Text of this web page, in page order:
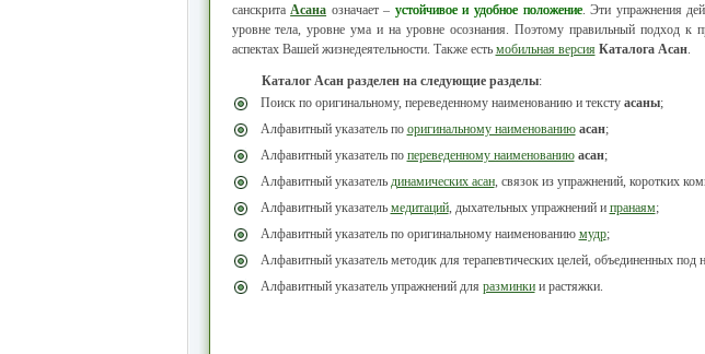
санскрита Асана означает – устойчивое и удобное положение. Эти упражнения
уровне тела, уровне ума и на уровне осознания. Поэтому правильный подход к
аспектах Вашей жизнедеятельности. Также есть мобильная версия Каталога Асан.
Каталог Асан разделен на следующие разделы:
Поиск по оригинальному, переведенному наименованию и тексту асаны;
Алфавитный указатель по оригинальному наименованию асан;
Алфавитный указатель по переведенному наименованию асан;
Алфавитный указатель динамических асан, связок из упражнений, коротких
Алфавитный указатель медитаций, дыхательных упражнений и пранаям;
Алфавитный указатель по оригинальному наименованию мудр;
Алфавитный указатель методик для терапевтических целей, объединенных под
Алфавитный указатель упражнений для разминкии растяжки.